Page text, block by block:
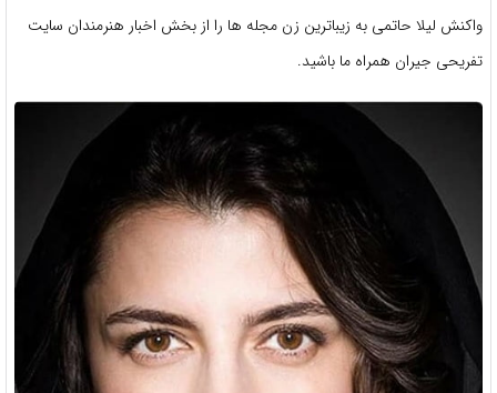
واکنش لیلا حاتمی به زیباترین زن مجله ها را از بخش اخبار هنرمندان سایت
تفریحی جیران همراه ما باشید.